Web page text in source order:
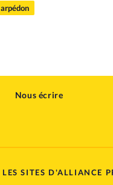
Nous écrire
LES SITES D'ALLIANCE